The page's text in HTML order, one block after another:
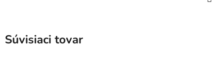
Súvisiaci tovar